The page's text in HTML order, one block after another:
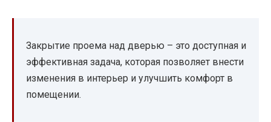
Закрытие проема над дверью – это доступная и
эффективная задача, которая позволяет внести
изменения в интерьер и улучшить комфорт в
помещении.